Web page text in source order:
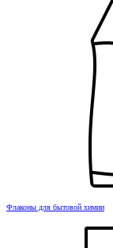
Флаконы для бытовой химии